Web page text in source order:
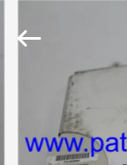
পণ্য
Equipment
Service